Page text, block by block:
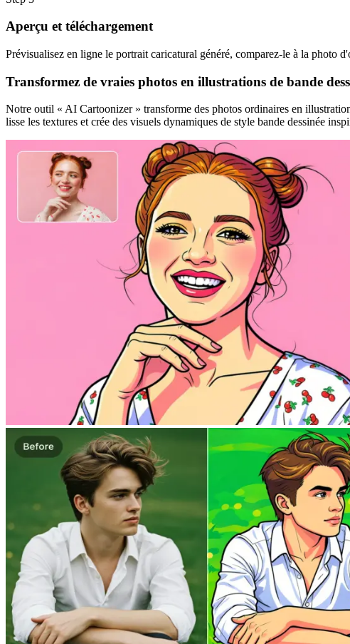
Aperçu et téléchargement
Prévisualisez en ligne le portrait caricatural généré, comparez-le à la photo
Transformez de vraies photos en illustrations de bande
Notre outil « AI Cartoonizer » transforme des photos ordinaires en
lisse les textures et crée des visuels dynamiques de style bande dessinée